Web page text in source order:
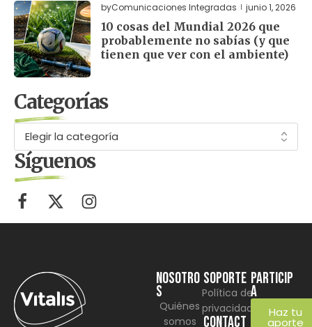
byComunicaciones Integradas junio 1, 2026
10 cosas del Mundial 2026 que
probablemente no sabías (y que
tienen que ver con el ambiente)
Categorías
Síguenos
NOSOTRO
S
Quiénes
somos
SOPORTE
Política de
privacidad
CONTACT
Particip
a
Haz tu
aporte